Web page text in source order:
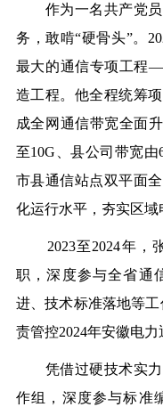
作为一名共产党员
务，敢啃“硬骨头”。
最大的通信专项工程
造工程。他全程统筹
成全网通信带宽全面
至10G、县公司带宽
市县通信站点双平面
化运行水平，夯实区域
2023至2024年，
职，深度参与全省通
进、技术标准落地等
责管控2024年安徽电力
凭借过硬技术实力
作组，深度参与标准